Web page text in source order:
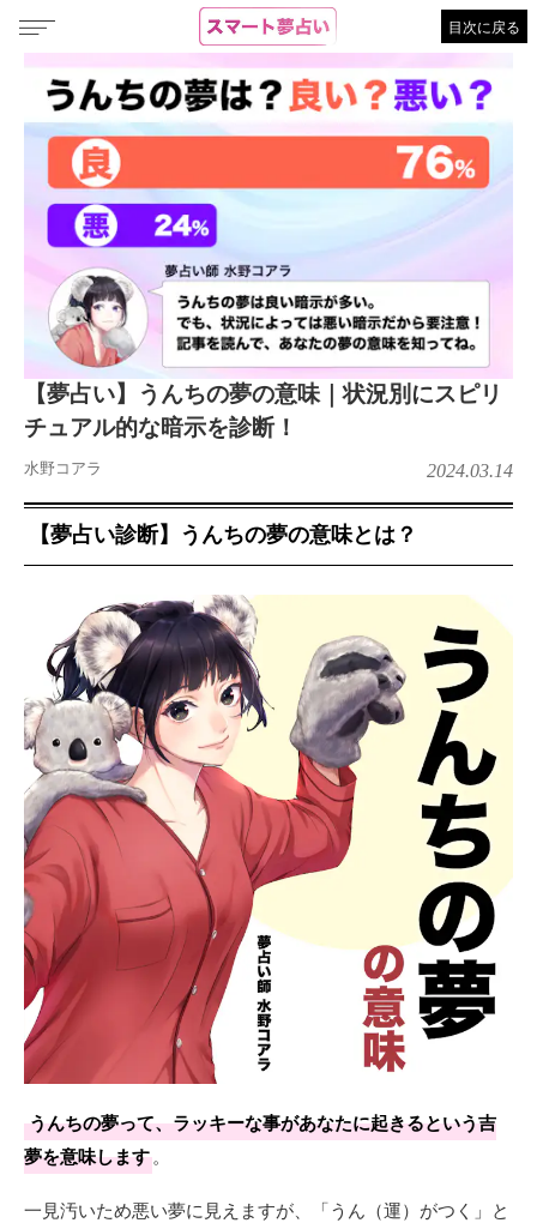
目次に戻る
【夢占い】うんちの夢の意味｜状況別にスピリ
チュアル的な暗示を診断！
水野コアラ 2024.03.14
【夢占い診断】うんちの夢の意味とは？
うんちの夢って、ラッキーな事があなたに起きるという吉
夢を意味します。
一見汚いため悪い夢に見えますが、「うん（運）がつく」と